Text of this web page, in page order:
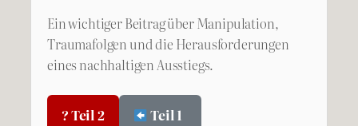
Ein wichtiger Beitrag über Manipulation,
Traumafolgen und die Herausforderungen
eines nachhaltigen Ausstiegs.
? Teil 2 Teil 1